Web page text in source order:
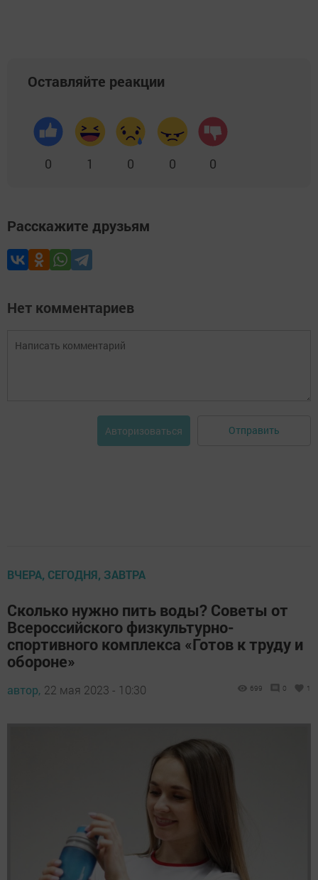
Оставляйте реакции
0 1 0 0 0
Расскажите друзьям
Нет комментариев
Авторизоваться Отправить
ВЧЕРА, СЕГОДНЯ, ЗАВТРА
Сколько нужно пить воды? Советы от
Всероссийского физкультурно-
спортивного комплекса «Готов к труду и
обороне»
автор, 22 мая 2023 - 10:30 699 0 1